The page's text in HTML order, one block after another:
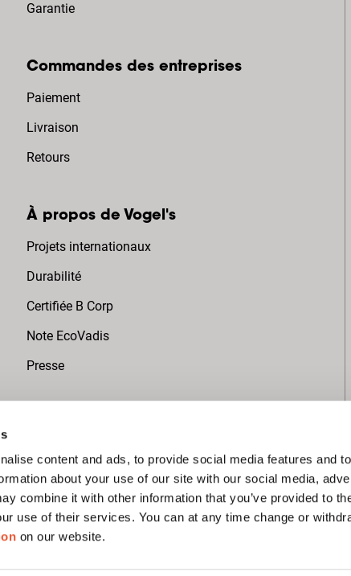
content and ads, to provide social media features and
about your use of our site with our social media,
combine it with other information that you’ve provided to
use of their services. You can at any time change or
on our website.
Garantie
Commandes des entreprises
Paiement
Livraison
Retours
À propos de Vogel's
Projets internationaux
Durabilité
Certifiée B Corp
Note EcoVadis
Presse